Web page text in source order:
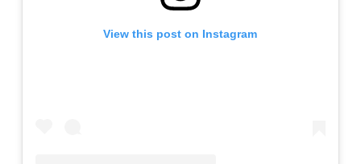
View this post on Instagram